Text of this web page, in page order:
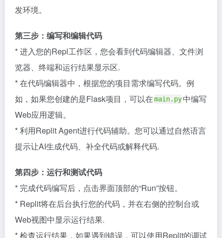
发环境。
第三步：编写和编辑代码
* 进入您的Repl工作区，您会看到代码编辑器、文件浏
览器、终端和运行结果显示区.
* 在代码编辑器中，根据您的项目需求编写代码。例
如，如果您创建的是Flask项目，可以在main.py中编写
Web应用逻辑。
* 利用Replit Agent进行代码辅助。您可以通过自然语言
提示让AI生成代码、补全代码或解释代码.
第四步：运行和测试代码
* 完成代码编写后，点击界面顶部的“Run”按钮。
* Replit将在后台执行您的代码，并在右侧的控制台或
Web视图中显示运行结果.
* 检查运行结果，如果遇到错误，可以使用Replit的调试